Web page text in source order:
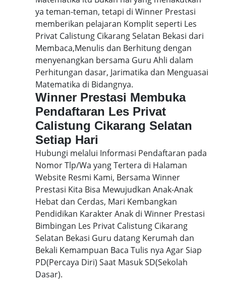
ya teman-teman, tetapi di Winner Prestasi
memberikan pelajaran Komplit seperti Les
Privat Calistung Cikarang Selatan Bekasi dari
Membaca,Menulis dan Berhitung dengan
menyenangkan bersama Guru Ahli dalam
Perhitungan dasar, Jarimatika dan Menguasai
Matematika di Bidangnya.
Winner Prestasi Membuka
Pendaftaran Les Privat
Calistung Cikarang Selatan
Setiap Hari
Hubungi melalui Informasi Pendaftaran pada
Nomor Tlp/Wa yang Tertera di Halaman
Website Resmi Kami, Bersama Winner
Prestasi Kita Bisa Mewujudkan Anak-Anak
Hebat dan Cerdas, Mari Kembangkan
Pendidikan Karakter Anak di Winner Prestasi
Bimbingan Les Privat Calistung Cikarang
Selatan Bekasi Guru datang Kerumah dan
Bekali Kemampuan Baca Tulis nya Agar Siap
PD(Percaya Diri) Saat Masuk SD(Sekolah
Dasar).